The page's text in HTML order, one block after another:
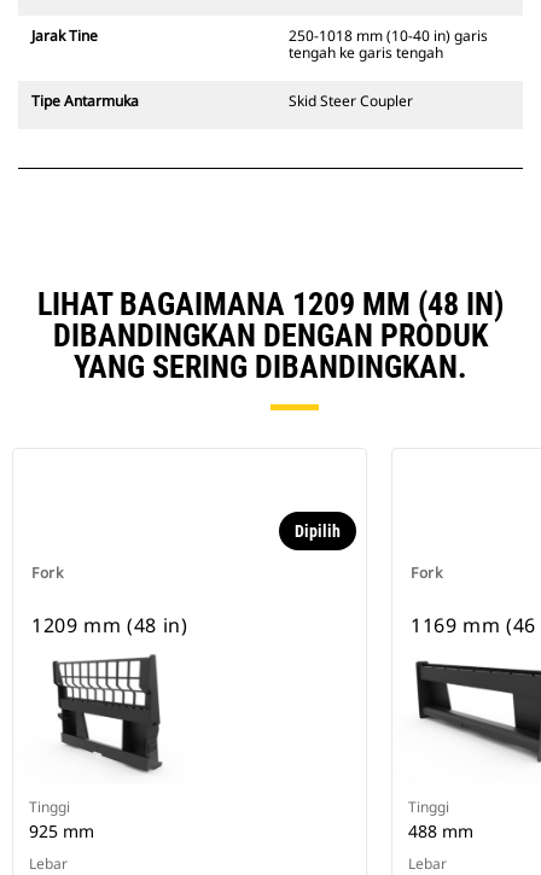
Jarak Tine
250-1018 mm (10-40 in) garis
tengah ke garis tengah
Tipe Antarmuka Skid Steer Coupler
LIHAT BAGAIMANA 1209 MM (48 IN)
DIBANDINGKAN DENGAN PRODUK
YANG SERING DIBANDINGKAN.
Fork
Dipilih
1209 mm (48 in)
Tinggi
925 mm
Lebar
Fork
1169 mm
Tinggi
488 mm
Lebar